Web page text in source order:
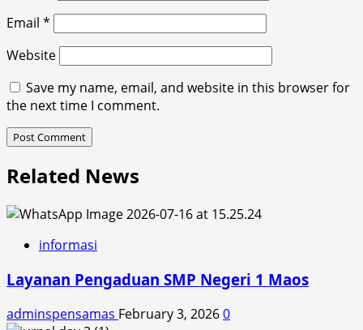
Email *
Website
Save my name, email, and website in this browser for
the next time I comment.
Related News
informasi
Layanan Pengaduan SMP Negeri 1 Maos
adminspensamas February 3, 20260